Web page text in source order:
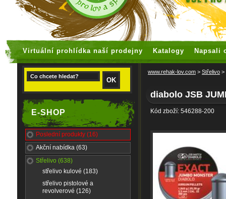
Virtuální prohlídka naší prodejny Katalogy Napsali
E-SHOP
Poslední produkty (16)
Akční nabídka (63)
Střelivo (638)
střelivo kulové (183)
střelivo pistolové a
revolverové (126)
www.rehak-lov.com > Střelivo >
diabolo JSB
Kód zboží: 546288-200